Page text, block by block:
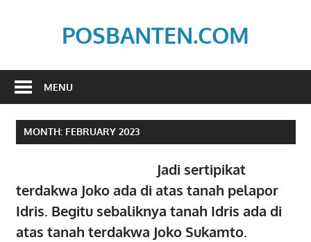
POSBANTEN.COM
Dan
Aspirasi
Rakyat
MENU
MONTH: FEBRUARY 2023
Jadi sertipikat
terdakwa Joko ada di atas tanah pelapor
Idris. Begitu sebaliknya tanah Idris ada di
atas tanah terdakwa Joko Sukamto.